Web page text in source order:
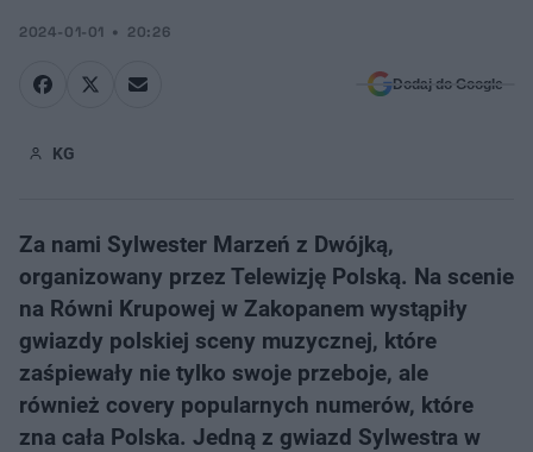
2024-01-01 20:26
Dodaj do Google
KG
Za nami Sylwester Marzeń z Dwójką,
organizowany przez Telewizję Polską. Na scenie
na Równi Krupowej w Zakopanem wystąpiły
gwiazdy polskiej sceny muzycznej, które
zaśpiewały nie tylko swoje przeboje, ale
również covery popularnych numerów, które
zna cała Polska. Jedną z gwiazd Sylwestra w